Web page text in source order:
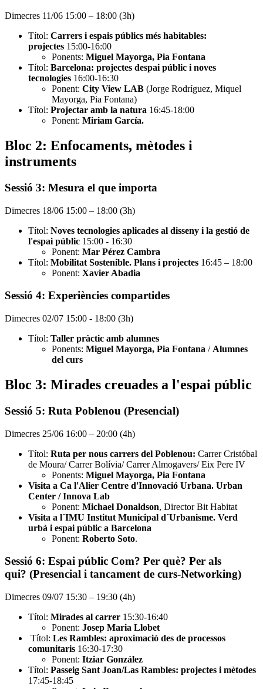
Dimecres 11/06 15:00 – 18:00 (3h)
Títol: Carrers i espais públics més habitables:
projectes 15:00-16:00
Ponents: Miguel Mayorga, Pia Fontana
Títol: Barcelona: projectes despai públic i noves
tecnologies 16:00-16:30
Ponent: City View LAB (Jorge Rodríguez, Miquel
Mayorga, Pia Fontana)
Títol: Projectar amb la natura 16:45-18:00
Ponent: Miriam García.
Bloc 2: Enfocaments, mètodes i
instruments
Sessió 3: Mesura el que importa
Dimecres 18/06 15:00 – 18:00 (3h)
Títol: Noves tecnologies aplicades al disseny i la gestió de
l'espai públic 15:00 - 16:30
Ponent: Mar Pérez Cambra
Títol: Mobilitat Sostenible. Plans i projectes 16:45 – 18:00
Ponent: Xavier Abadia
Sessió 4: Experiències compartides
Dimecres 02/07 15:00 - 18:00 (3h)
Títol: Taller pràctic amb alumnes
Ponents: Miguel Mayorga, Pia Fontana / Alumnes
del curs
Bloc 3: Mirades creuades a l'espai públic
Sessió 5: Ruta Poblenou (Presencial)
Dimecres 25/06 16:00 – 20:00 (4h)
Títol: Ruta per nous carrers del Poblenou: Carrer Cristóbal
de Moura/ Carrer Bolívia/ Carrer Almogavers/ Eix Pere IV
Ponents: Miguel Mayorga, Pia Fontana
Visita a Ca l'Alier Centre d'Innovació Urbana. Urban
Center / Innova Lab
Ponent: Michael Donaldson, Director Bit Habitat
Visita a l´IMU Institut Municipal d´Urbanisme. Verd
urbà i espai públic a Barcelona
Ponent: Roberto Soto.
Sessió 6: Espai públic Com? Per què? Per als
qui? (Presencial i tancament de curs-Networking)
Dimecres 09/07 15:30 – 19:30 (4h)
Títol: Mirades al carrer 15:30-16:40
Ponent: Josep Maria Llobet
Títol: Les Rambles: aproximació des de processos
comunitaris 16:30-17:30
Ponent: Itziar González
Títol: Passeig Sant Joan/Las Rambles: projectes i mètodes
17:45-18:45